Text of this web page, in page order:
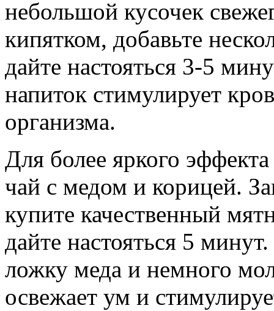
небольшой кусочек
кипятком, добавьте
дайте настояться 3-5
напиток стимулирует
организма.
Для более яркого
чай с медом и корицей.
купите качественный
дайте настояться 5
ложку меда и немного
освежает ум и